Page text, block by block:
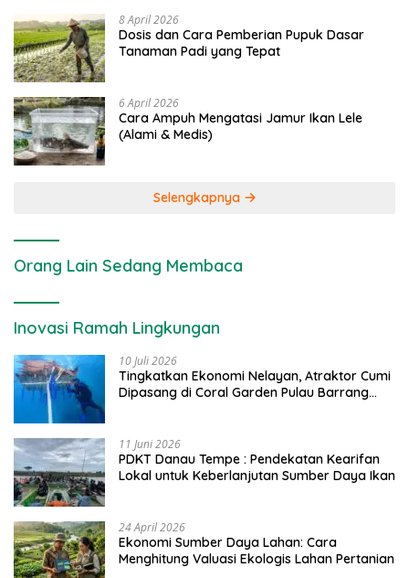
8 April 2026
Dosis dan Cara Pemberian Pupuk Dasar
Tanaman Padi yang Tepat
6 April 2026
Cara Ampuh Mengatasi Jamur Ikan Lele
(Alami & Medis)
Selengkapnya
Orang Lain Sedang Membaca
Inovasi Ramah Lingkungan
10 Juli 2026
Tingkatkan Ekonomi Nelayan, Atraktor Cumi
Dipasang di Coral Garden Pulau Barrang
11 Juni 2026
PDKT Danau Tempe : Pendekatan Kearifan
Lokal untuk Keberlanjutan Sumber Daya Ikan
24 April 2026
Ekonomi Sumber Daya Lahan: Cara
Menghitung Valuasi Ekologis Lahan Pertanian